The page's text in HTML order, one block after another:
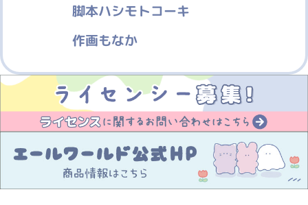
脚本ハシモトコーキ
作画もなか